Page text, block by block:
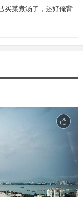
买菜煮汤了，还好俺背